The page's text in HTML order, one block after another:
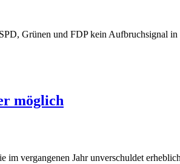
Grünen und FDP kein Aufbruchsignal
möglich
vergangenen Jahr unverschuldet